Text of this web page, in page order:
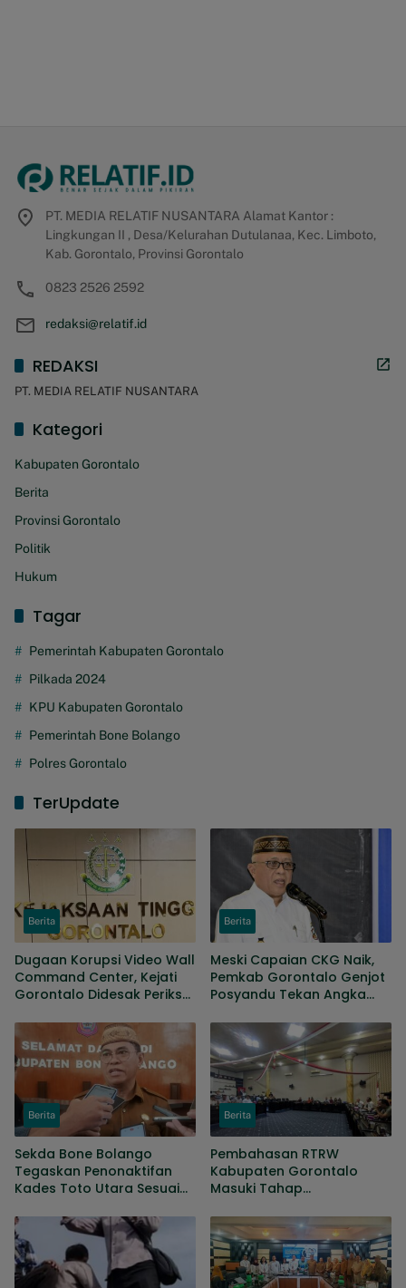
PT. MEDIA RELATIF NUSANTARA Alamat Kantor :
Lingkungan II , Desa/Kelurahan Dutulanaa, Kec. Limboto,
Kab. Gorontalo, Provinsi Gorontalo
0823 2526 2592
redaksi@relatif.id
REDAKSI
PT. MEDIA RELATIF NUSANTARA
Kategori
Kabupaten Gorontalo
Berita
Provinsi Gorontalo
Politik
Hukum
Tagar
Pemerintah Kabupaten Gorontalo
Pilkada 2024
KPU Kabupaten Gorontalo
Pemerintah Bone Bolango
Polres Gorontalo
TerUpdate
Berita
Dugaan Korupsi Video Wall
Command Center, Kejati
Gorontalo Didesak Periksa
2019-2024
Berita
Meski Capaian CKG Naik,
Pemkab Gorontalo Genjot
Posyandu Tekan Angka
Berita
Sekda Bone Bolango
Tegaskan Penonaktifan
Kades Toto Utara Sesuai
Keputusan Tepat
Berita
Pembahasan RTRW
Kabupaten Gorontalo
Masuki Tahap
Persoalan Masih Dibahas